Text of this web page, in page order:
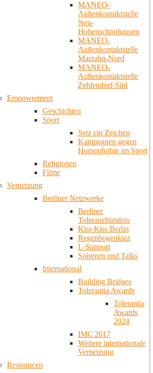
MANEO-
Außenkontaktstelle
Neu-
Hohenschönhausen
MANEO-
Außenkontaktstelle
Marzahn-Nord
MANEO-
Außenkontaktstelle
Zehlendorf-Süd
Empowerment
Geschichten
Sport
Setz ein Zeichen
Kampagnen gegen
Homophobie im Sport
Religionen
Filme
Vernetzung
Berliner Netzwerke
Berliner
Toleranzbündnis
Kiss Kiss Berlin
Regenbogenkiez
L-Support
Soireeen und Talks
International
Building Bridges
Tolerantia Awards
Tolerantia
Awards
2024
IMC 2017
Weitere internationale
Vernetzung
Ressourcen